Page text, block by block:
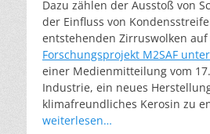
Dazu zählen der Ausstoß von
der Einfluss von
entstehenden Zirruswolken auf
Forschungsprojekt M2SAF
einer Medienmitteilung vom
Industrie, ein neues
klimafreundliches Kerosin zu
weiterlesen…